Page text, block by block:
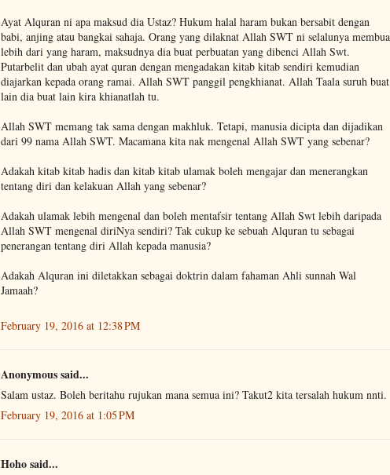
Ayat Alquran ni apa maksud dia Ustaz? Hukum halal haram bukan bersabit dengan
babi, anjing atau bangkai sahaja. Orang yang dilaknat Allah SWT ni selalunya
lebih dari yang haram, maksudnya dia buat perbuatan yang dibenci Allah Swt.
Putarbelit dan ubah ayat quran dengan mengadakan kitab kitab sendiri kemudian
diajarkan kepada orang ramai. Allah SWT panggil pengkhianat. Allah Taala suruh buat
lain dia buat lain kira khianatlah tu.
Allah SWT memang tak sama dengan makhluk. Tetapi, manusia dicipta dan dijadikan
dari 99 nama Allah SWT. Macamana kita nak mengenal Allah SWT yang sebenar?
Adakah kitab kitab hadis dan kitab kitab ulamak boleh mengajar dan menerangkan
tentang diri dan kelakuan Allah yang sebenar?
Adakah ulamak lebih mengenal dan boleh mentafsir tentang Allah Swt lebih daripada
Allah SWT mengenal diriNya sendiri? Tak cukup ke sebuah Alquran tu sebagai
penerangan tentang diri Allah kepada manusia?
Adakah Alquran ini diletakkan sebagai doktrin dalam fahaman Ahli sunnah Wal
Jamaah?
February 19, 2016 at 12:38 PM
Anonymous said...
Salam ustaz. Boleh beritahu rujukan mana semua ini? Takut2 kita tersalah hukum nnti.
February 19, 2016 at 1:05 PM
Hoho said...